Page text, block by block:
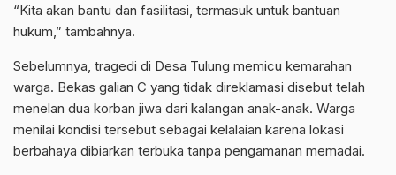
“Kita akan bantu dan fasilitasi, termasuk untuk bantuan
hukum,” tambahnya.
Sebelumnya, tragedi di Desa Tulung memicu kemarahan
warga. Bekas galian C yang tidak direklamasi disebut telah
menelan dua korban jiwa dari kalangan anak-anak. Warga
menilai kondisi tersebut sebagai kelalaian karena lokasi
berbahaya dibiarkan terbuka tanpa pengamanan memadai.